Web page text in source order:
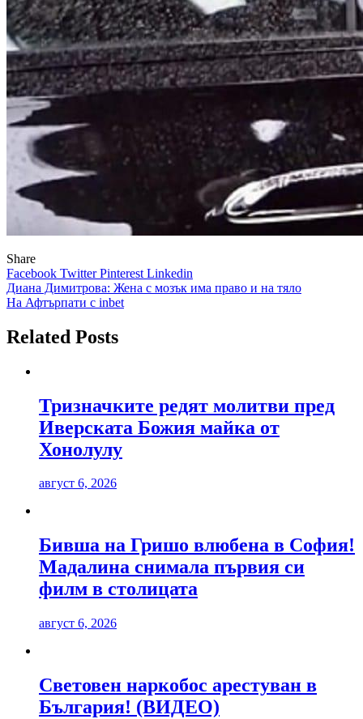
Share
Facebook TwitterPinterest Linkedin
Навигация
Диана Димитрова: Жена с мозък има право и на тяло
На Афтърпати с inbet
Related Posts
Тризначките редят молитви пред
Иверската Божия майка от
Хонолулу
август 6, 2026
Бивша на Гришо влюбена в София!
Мадалина снимала първия си
филм в столицата
август 6, 2026
Световен наркобос арестуван в
България! (ВИДЕО)